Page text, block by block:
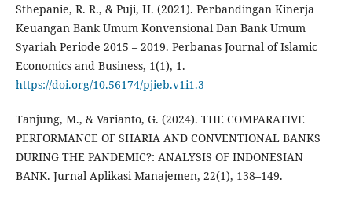
Sthepanie, R. R., & Puji, H. (2021). Perbandingan Kinerja
Keuangan Bank Umum Konvensional Dan Bank Umum
Syariah Periode 2015 – 2019. Perbanas Journal of Islamic
Economics and Business, 1(1), 1.
https://doi.org/10.56174/pjieb.v1i1.3
Tanjung, M., & Varianto, G. (2024). THE COMPARATIVE
PERFORMANCE OF SHARIA AND CONVENTIONAL BANKS
DURING THE PANDEMIC?: ANALYSIS OF INDONESIAN
BANK. Jurnal Aplikasi Manajemen, 22(1), 138–149.